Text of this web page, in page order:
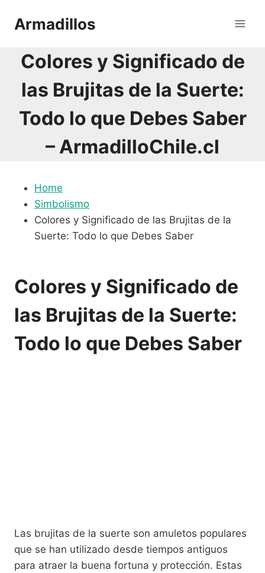
Armadillos
Colores y Significado de
las Brujitas de la Suerte:
Todo lo que Debes Saber
– ArmadilloChile.cl
Home
Simbolismo
Colores y Significado de las Brujitas de la
Suerte: Todo lo que Debes Saber
Colores y Significado de
las Brujitas de la Suerte:
Todo lo que Debes Saber
Las brujitas de la suerte son amuletos populares
que se han utilizado desde tiempos antiguos
para atraer la buena fortuna y protección. Estas